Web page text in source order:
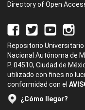
Directory of Open
Repositorio Universitario
Nacional Autónoma de
P. 04510, Ciudad de
utilizado con fines no
conformidad con el
¿Cómo llegar?